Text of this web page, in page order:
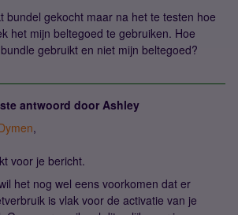
bundel gekocht maar na het te testen hoe
het mijn beltegoed te gebruiken. Hoe
gebruikt en niet mijn beltegoed?
antwoord door Ashley
,
voor je bericht.
het nog wel eens voorkomen dat er
is vlak voor de activatie van je